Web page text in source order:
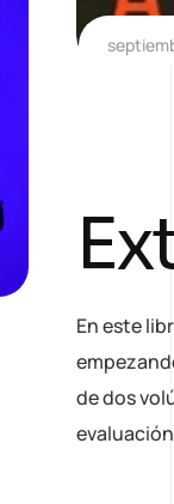
En este
de dos